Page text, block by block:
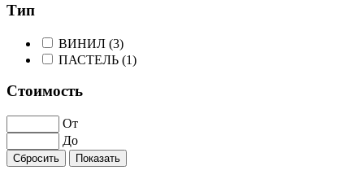
Тип
ВИНИЛ (3)
ПАСТЕЛЬ (1)
Стоимость
От
До